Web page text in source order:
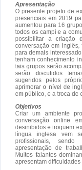
Apresentação
O presente projeto de
presenciais em 2019
aumentou para 16
todos os campi e a
possibilitar a criação
conversação em inglês,
para demais
tenham conhecimento
tais grupos serão
serão discutidos
sugeridos pelos
aprimorar o nível de
em público, e a troca de
Objetivos
Criar um ambiente
conversação online
desinibidos e troquem
língua inglesa vem
profissionais,
apresentação de
Muitos falantes
apresentam